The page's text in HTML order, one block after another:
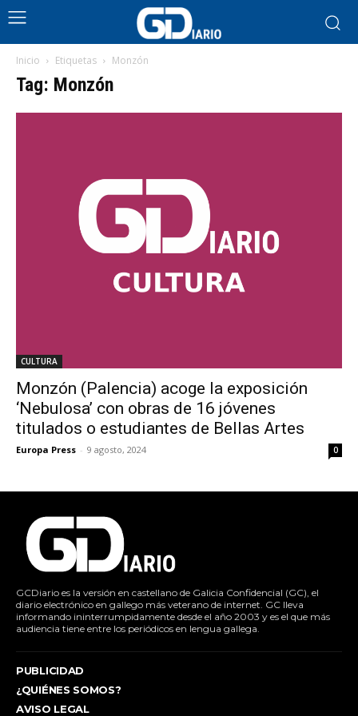
Inicio Etiquetas Monzón
Tag: Monzón
CULTURA
Monzón (Palencia) acoge la exposición
‘Nebulosa’ con obras de 16 jóvenes
titulados o estudiantes de Bellas Artes
Europa Press - 9 agosto, 2024 0
GCDiario es la versión en castellano de Galicia Confidencial (GC), el
diario electrónico en gallego más veterano de internet. GC lleva
informando ininterrumpidamente desde el año 2003 y es el que más
audiencia tiene entre los periódicos en lengua gallega.
PUBLICIDAD
¿QUIÉNES SOMOS?
AVISO LEGAL